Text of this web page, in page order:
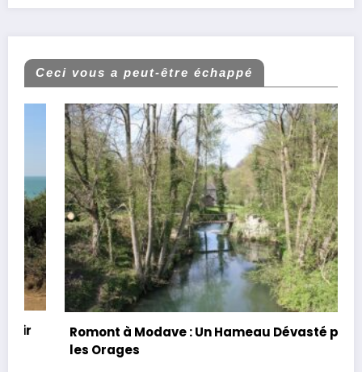
Ceci vous a peut-être échappé
Romont à Modave : Un Hameau Dévasté par
les Orages